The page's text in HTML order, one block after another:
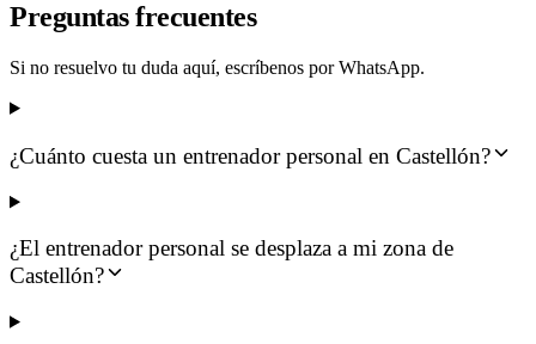
Preguntas frecuentes
Si no resuelvo tu duda aquí, escríbenos por WhatsApp.
¿Cuánto cuesta un entrenador personal en Castellón?
¿El entrenador personal se desplaza a mi zona de
Castellón?